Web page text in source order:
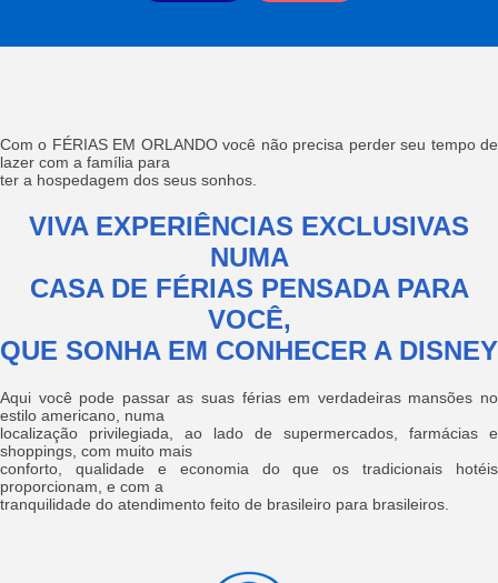
Com o FÉRIAS EM ORLANDO você não precisa perder seu tempo de
lazer com a família para
ter a hospedagem dos seus sonhos.
VIVA EXPERIÊNCIAS EXCLUSIVAS
NUMA
CASA DE FÉRIAS PENSADA PARA
VOCÊ,
QUE SONHA EM CONHECER A DISNEY
Aqui você pode passar as suas férias em verdadeiras mansões no
estilo americano, numa
localização privilegiada, ao lado de supermercados, farmácias e
shoppings, com muito mais
conforto, qualidade e economia do que os tradicionais hotéis
proporcionam, e com a
tranquilidade do atendimento feito de brasileiro para brasileiros.